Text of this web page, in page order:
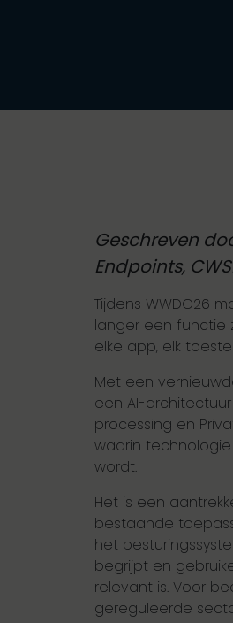
Geschreven
Endpoints,
Tijdens WWDC26
langer een functie
elke app, elk
Met een
een AI-
processing en
waarin
wordt.
Het is een
bestaande
het
begrijpt en
relevant is. Voor
gereguleerde